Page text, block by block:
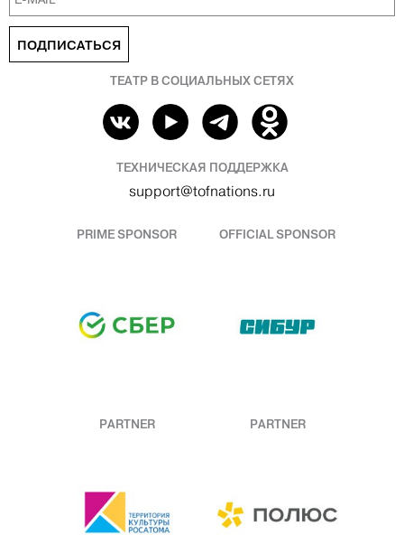
ПОДПИСАТЬСЯ
ТЕАТР В СОЦИАЛЬНЫХ СЕТЯХ
ТЕХНИЧЕСКАЯ ПОДДЕРЖКА
support@tofnations.ru
PRIME SPONSOR OFFICIAL SPONSOR
PARTNER PARTNER